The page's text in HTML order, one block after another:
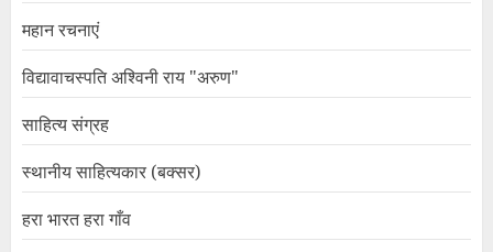
महान रचनाएं
विद्यावाचस्पति अश्विनी राय "अरुण"
साहित्य संग्रह
स्थानीय साहित्यकार (बक्सर)
हरा भारत हरा गाँव